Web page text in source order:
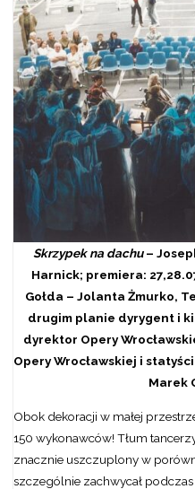
Skrzypek na dachu–
Harnick; premiera:
Gołda – Jolanta Żmurko,
drugim planie dyrygent i
dyrektor Opery
Opery Wrocławskiej i
Marek
Obok dekoracji w małej
150 wykonawców! Tłum
znacznie uszczuplony w
szczególnie zachwycał